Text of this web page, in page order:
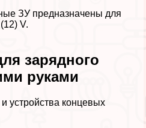
ЗУ предназначены для
V.
зарядного
руками
устройства концевых